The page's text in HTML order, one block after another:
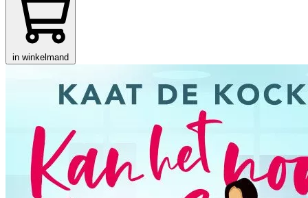
in winkelmand